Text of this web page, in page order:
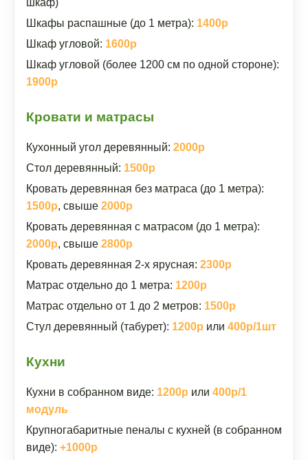
шкаф)
Шкафы распашные (до 1 метра): 1400р
Шкаф угловой: 1600р
Шкаф угловой (более 1200 см по одной стороне):
1900р
Кровати и матрасы
Кухонный угол деревянный: 2000р
Стол деревянный: 1500р
Кровать деревянная без матраса (до 1 метра):
1500р, свыше 2000р
Кровать деревянная с матрасом (до 1 метра):
2000р, свыше 2800р
Кровать деревянная 2-х ярусная: 2300р
Матрас отдельно до 1 метра: 1200р
Матрас отдельно от 1 до 2 метров: 1500р
Стул деревянный (табурет): 1200р или 400р/1шт
Кухни
Кухни в собранном виде: 1200р или 400р/1
модуль
Крупногабаритные пеналы с кухней (в собранном
виде): +1000р